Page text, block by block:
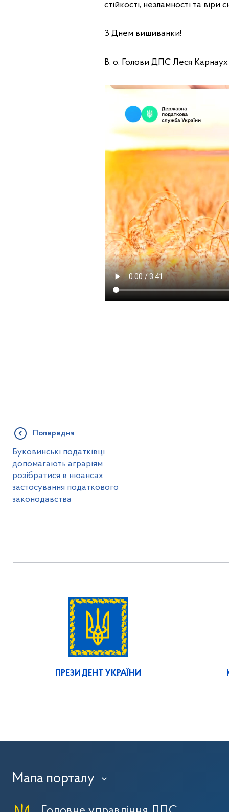
стійкості, незламності та
З Днем вишиванки!
В. о. Голови ДПС Леся Карнаух
Попередня
Буковинські податківці
допомагають аграріям
розібратися в нюансах
застосування податкового
законодавства
ПРЕЗИДЕНТ УКРАЇНИ
Мапа порталу ›